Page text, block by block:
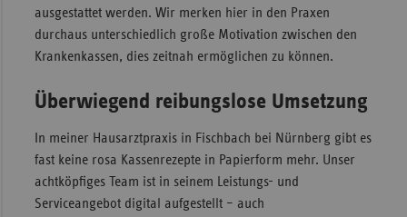
ausgestattet werden. Wir merken hier in den Praxen
durchaus unterschiedlich große Motivation zwischen den
Krankenkassen, dies zeitnah ermöglichen zu können.
Überwiegend reibungslose Umsetzung
In meiner Hausarztpraxis in Fischbach bei Nürnberg gibt es
fast keine rosa Kassenrezepte in Papierform mehr. Unser
achtköpfiges Team ist in seinem Leistungs- und
Serviceangebot digital aufgestellt – auch